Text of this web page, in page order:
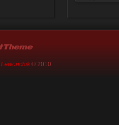
Lewonchik© 2010